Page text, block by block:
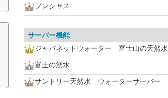
フレシャス
サーバー機能
ジャパネットウォーター 富士山の天然水
富士の湧水
サントリー天然水 ウォーターサーバー